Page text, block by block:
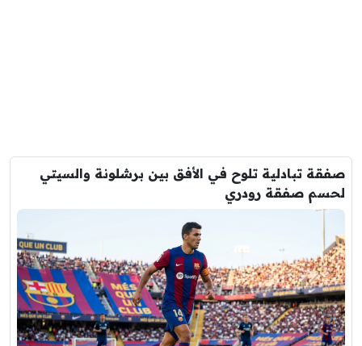
صفقة تبادلية تلوح في الأفق بين برشلونة والسيتي
لحسم صفقة رودري